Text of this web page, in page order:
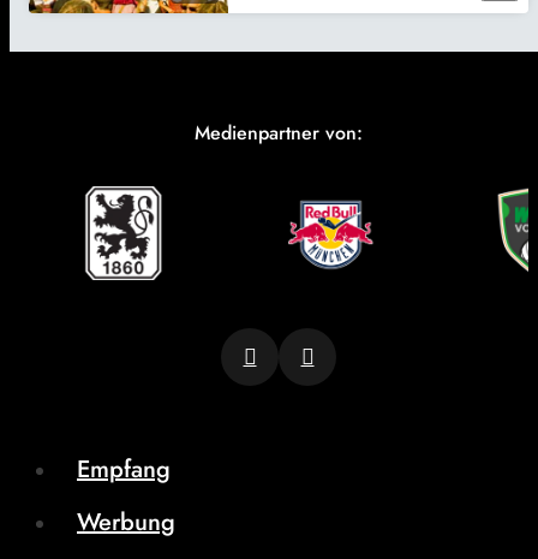
Medienpartner von:
Empfang
Werbung